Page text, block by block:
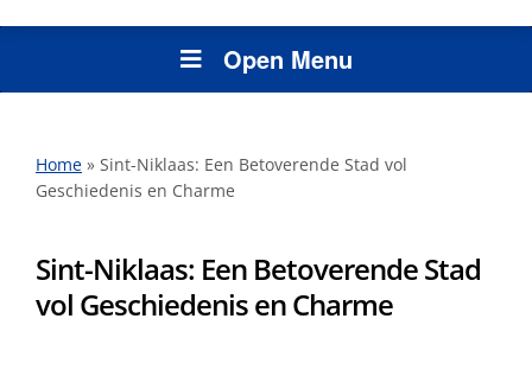
Open Menu
Home » Sint-Niklaas: Een Betoverende Stad vol
Geschiedenis en Charme
Sint-Niklaas: Een Betoverende Stad
vol Geschiedenis en Charme